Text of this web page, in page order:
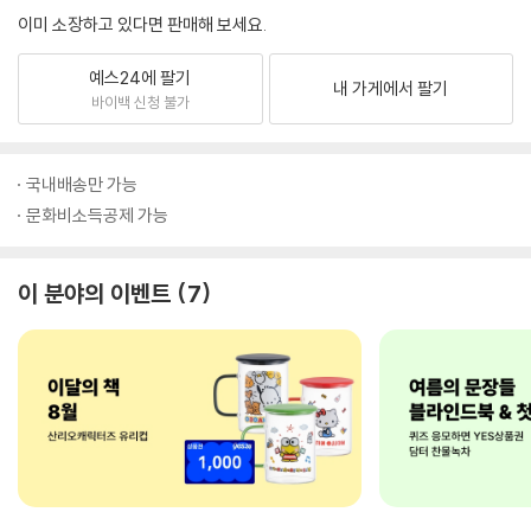
이미 소장하고 있다면 판매해 보세요.
예스24에 팔기
바이백 신청 불가
내 가게에서 팔기
국내배송만 가능
문화비소득공제 가능
이 분야의 이벤트 7